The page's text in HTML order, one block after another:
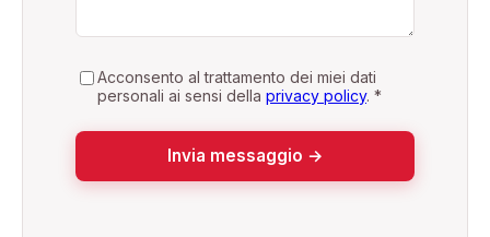
Acconsento al trattamento dei miei dati
personali ai sensi della privacy policy. *
Invia messaggio →